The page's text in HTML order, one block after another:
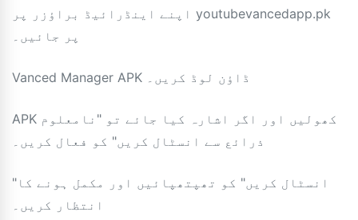
اپنے اینڈرائیڈ براؤزر پر youtubevancedapp.pk
پر جائیں۔
Vanced Manager APK ڈاؤن لوڈ کریں۔
APK کھولیں اور اگر اشارہ کیا جائے تو "نامعلوم
ذرائع سے انسٹال کریں" کو فعال کریں۔
"انسٹال کریں" کو تھپتھپائیں اور مکمل ہونے کا
انتظار کریں۔